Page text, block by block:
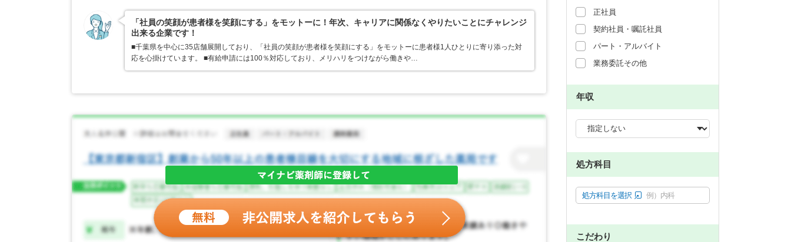
「社員の笑顔が患者様を笑顔にする」をモットーに！年次、キャリアに関係なくやりたいことにチャレンジ
出来る企業です！
■千葉県を中心に35店舗展開しており、「社員の笑顔が患者様を笑顔にする」をモットーに患者様1人ひとりに寄り添った対
応を心掛けています。 ■有給申請には100％対応しており、メリハリをつけながら働きや…
正社員
契約社員・嘱託社員
パート・アルバイト
業務委託その他
年収
処方科目
処方科目を選択 例）内科
こだわり